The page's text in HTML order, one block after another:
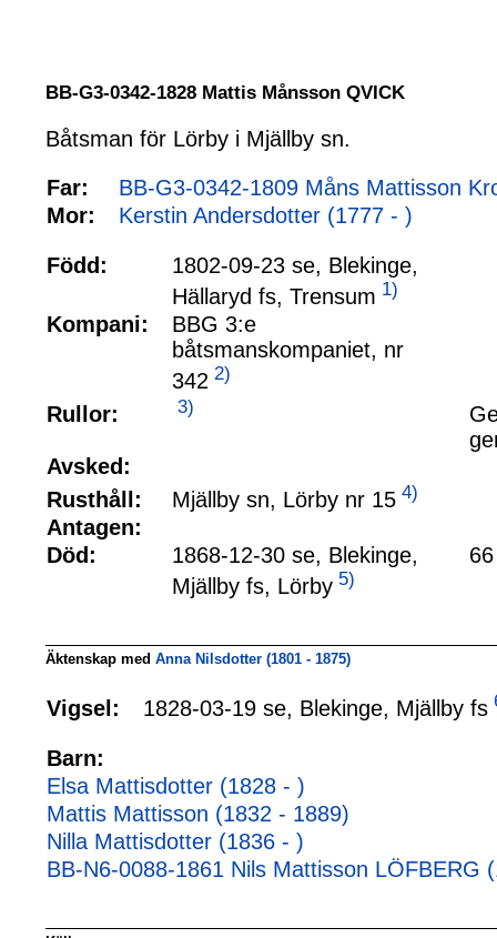
BB-G3-0342-1828 Mattis Månsson QVICK
Båtsman för Lörby i Mjällby sn.
Far:
BB-G3-0342-1809 Måns Mattisson
Mor:
Kerstin Andersdotter (1777 - )
Född:
1802-09-23 se, Blekinge,
Hällaryd fs, Trensum 1)
Kompani:
BBG 3:e
båtsmanskompaniet, nr
342 2)
Rullor: 3)
Avsked:
Rusthåll:
Mjällby sn, Lörby nr 15 4)
Antagen:
Död:
1868-12-30 se, Blekinge,
Mjällby fs, Lörby 5)
Äktenskap med Anna Nilsdotter (1801 - 1875)
Vigsel: 1828-03-19 se, Blekinge, Mjällby fs
Barn:
Elsa Mattisdotter (1828 - )
Mattis Mattisson (1832 - 1889)
Nilla Mattisdotter (1836 - )
BB-N6-0088-1861 Nils Mattisson LÖFBERG